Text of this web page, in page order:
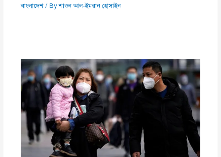
বাংলাদেশ/ Byশাওন আল-ইমরান হোসাইন